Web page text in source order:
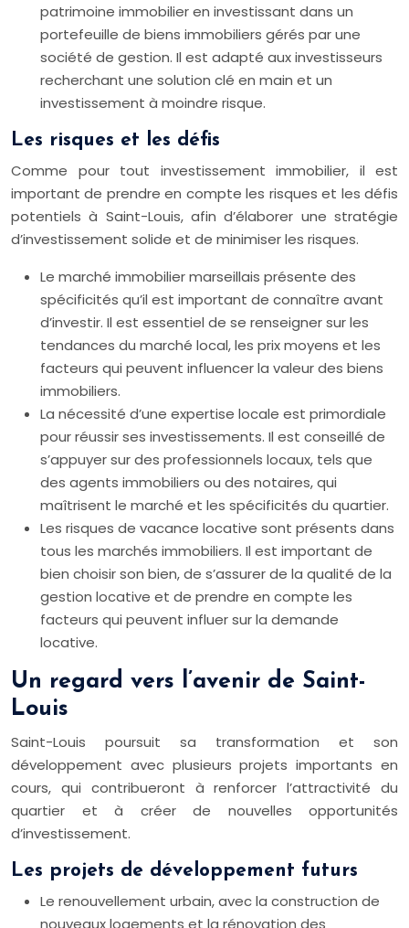
patrimoine immobilier en investissant dans un
portefeuille de biens immobiliers gérés par une
société de gestion. Il est adapté aux investisseurs
recherchant une solution clé en main et un
investissement à moindre risque.
Les risques et les défis
Comme pour tout investissement immobilier, il est
important de prendre en compte les risques et les défis
potentiels à Saint-Louis, afin d’élaborer une stratégie
d’investissement solide et de minimiser les risques.
Le marché immobilier marseillais présente des
spécificités qu’il est important de connaître avant
d’investir. Il est essentiel de se renseigner sur les
tendances du marché local, les prix moyens et les
facteurs qui peuvent influencer la valeur des biens
immobiliers.
La nécessité d’une expertise locale est primordiale
pour réussir ses investissements. Il est conseillé de
s’appuyer sur des professionnels locaux, tels que
des agents immobiliers ou des notaires, qui
maîtrisent le marché et les spécificités du quartier.
Les risques de vacance locative sont présents dans
tous les marchés immobiliers. Il est important de
bien choisir son bien, de s’assurer de la qualité de la
gestion locative et de prendre en compte les
facteurs qui peuvent influer sur la demande
locative.
Un regard vers l’avenir de Saint-
Louis
Saint-Louis poursuit sa transformation et son
développement avec plusieurs projets importants en
cours, qui contribueront à renforcer l’attractivité du
quartier et à créer de nouvelles opportunités
d’investissement.
Les projets de développement futurs
Le renouvellement urbain, avec la construction de
nouveaux logements et la rénovation des